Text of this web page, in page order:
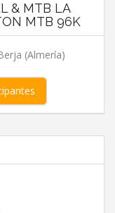
& MTB LA
MTB 96K
(Almería)